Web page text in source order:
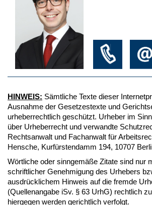
HINWEIS: Sämtliche Texte dieser
Ausnahme der Gesetzestexte und
urheberrechtlich geschützt. Urheber im
über Urheberrecht und verwandte
Rechtsanwalt und Fachanwalt für
Hensche, Kurfürstendamm 194, 10707
Wörtliche oder sinngemäße Zitate sind nur
schriftlicher Genehmigung des Urhebers
ausdrücklichem Hinweis auf die fremde
(Quellenangabe iSv. § 63 UrhG) rechtlich
hiergegen werden gerichtlich verfolgt.